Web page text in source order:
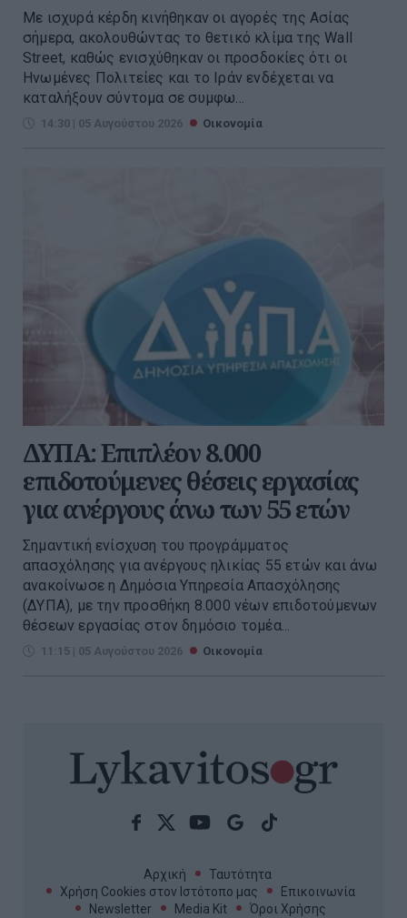
Με ισχυρά κέρδη κινήθηκαν οι αγορές της Ασίας
σήμερα, ακολουθώντας το θετικό κλίμα της Wall
Street, καθώς ενισχύθηκαν οι προσδοκίες ότι οι
Ηνωμένες Πολιτείες και το Ιράν ενδέχεται να
καταλήξουν σύντομα σε συμφω...
14:30 | 05 Αυγούστου 2026 Οικονομία
ΔΥΠΑ: Επιπλέον 8.000
επιδοτούμενες θέσεις εργασίας
για ανέργους άνω των 55 ετών
Σημαντική ενίσχυση του προγράμματος
απασχόλησης για ανέργους ηλικίας 55 ετών και άνω
ανακοίνωσε η Δημόσια Υπηρεσία Απασχόλησης
(ΔΥΠΑ), με την προσθήκη 8.000 νέων επιδοτούμενων
θέσεων εργασίας στον δημόσιο τομέα...
11:15 | 05 Αυγούστου 2026 Οικονομία
Αρχική
Ταυτότητα
Χρήση Cookies στον Ιστότοπο μας
Επικοινωνία
Newsletter
Media Kit Όροι Χρήσης